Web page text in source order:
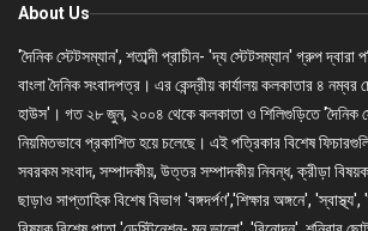
About Us
'দৈনিক স্টেটসম্যান', শতাব্দী প্রাচীন- 'দ্য স্টেটসম্যান' গ্রুপ দ্বারা
বাংলা দৈনিক সংবাদপত্র। এর কেন্দ্রীয় কার্যালয় কলকাতার ৪ নম্বর
হাউস'। গত ২৮ জুন, ২০০৪ থেকে কলকাতা ও শিলিগুড়িতে 'দৈনিক
নিয়মিতভাবে প্রকাশিত হয়ে চলেছে। এই পত্রিকার বিশেষ
সবরকম সংবাদ, সম্পাদকীয়, উত্তর সম্পাদকীয় নিবন্ধ, ক্রীড়া বিষয়ক
ছাড়াও সাপ্তাহিক বিশেষ বিভাগ 'বঙ্গদর্পণ','শিক্ষার অঙ্গনে',